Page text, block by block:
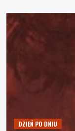
DZIEŃ PO DNIU